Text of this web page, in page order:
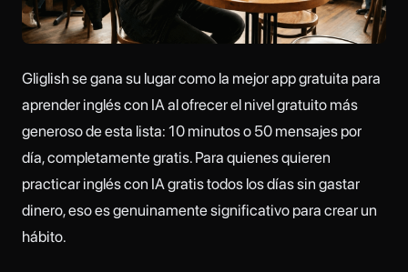
Gliglish se gana su lugar como la mejor app gratuita para
aprender inglés con IA al ofrecer el nivel gratuito más
generoso de esta lista: 10 minutos o 50 mensajes por
día, completamente gratis. Para quienes quieren
practicar inglés con IA gratis todos los días sin gastar
dinero, eso es genuinamente significativo para crear un
hábito.